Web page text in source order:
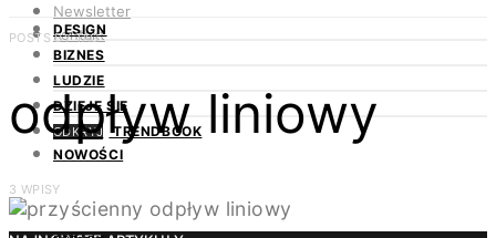
Newsletter
Kontakt
DESIGN
BIZNES
LUDZIE
DZIEJE SIĘ
ODKRYJ TRENDBOOK
NOWOŚCI
POSTS BY TAG
odpływ liniowy
3 WPISY